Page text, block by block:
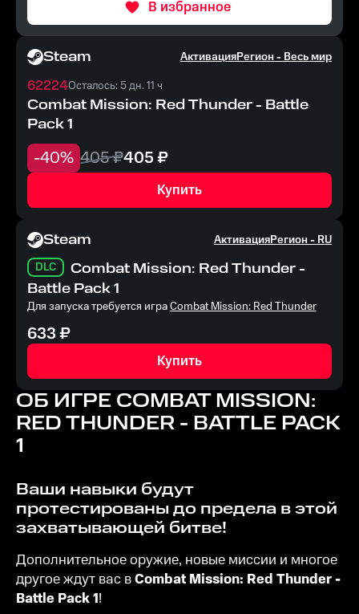
В избранное
Steam АктивацияРегион -Весь мир
62224Осталось: 5 дн. 11 ч
Combat Mission: Red Thunder - Battle
Pack 1
-40% 405₽405₽
Купить
Steam АктивацияРегион -RU
DLC
Combat Mission: Red Thunder -
Battle Pack 1
Для запуска требуется играCombat Mission: Red Thunder
633₽
Купить
ОБ ИГРЕ COMBAT MISSION:
RED THUNDER - BATTLE PACK
1
Ваши навыки будут
протестированы до предела в этой
захватывающей битве!
Дополнительное оружие, новые миссии и многое
другое ждут вас вCombat Mission: Red Thunder -
Battle Pack 1!